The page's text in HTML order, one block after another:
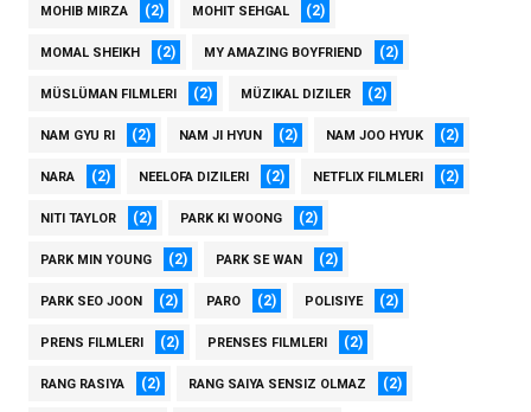
MOHIB MIRZA (2) MOHIT SEHGAL (2)
MOMAL SHEIKH (2) MY AMAZING BOYFRIEND (2)
MÜSLÜMAN FILMLERI (2) MÜZIKAL DIZILER (2)
NAM GYU RI (2) NAM JI HYUN (2) NAM JOO HYUK (2)
NARA (2) NEELOFA DIZILERI (2) NETFLIX FILMLERI (2)
NITI TAYLOR (2) PARK KI WOONG (2)
PARK MIN YOUNG (2) PARK SE WAN (2)
PARK SEO JOON (2) PARO (2) POLISIYE (2)
PRENS FILMLERI (2) PRENSES FILMLERI (2)
RANG RASIYA (2) RANG SAIYA SENSIZ OLMAZ (2)